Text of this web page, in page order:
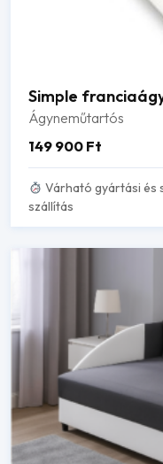
Simple
Ágyneműtartós
149 900 Ft
Várható gyártási és
szállítás